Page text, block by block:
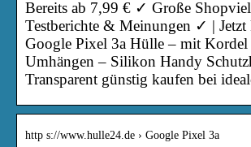
Bereits ab 7,99 € ✓ Große
Testberichte & Meinungen ✓ |
Google Pixel 3a Hülle – mit Kordel
Umhängen – Silikon Handy
Transparent günstig kaufen bei
http s://www.hulle24.de › Google Pixel 3a